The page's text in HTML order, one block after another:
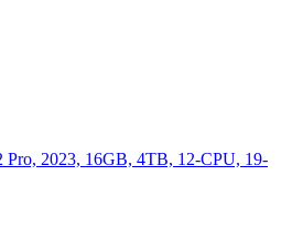
2023, 16GB, 4TB, 12-CPU, 19-